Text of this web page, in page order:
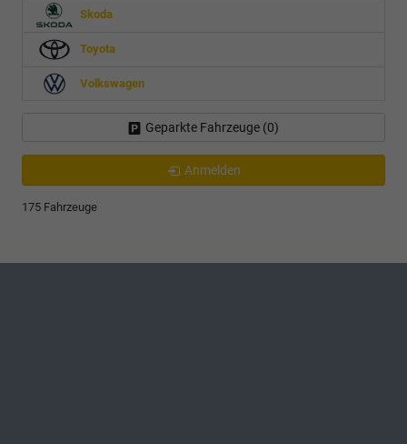
Skoda
Toyota
Volkswagen
Geparkte Fahrzeuge (0)
Anmelden
175 Fahrzeuge